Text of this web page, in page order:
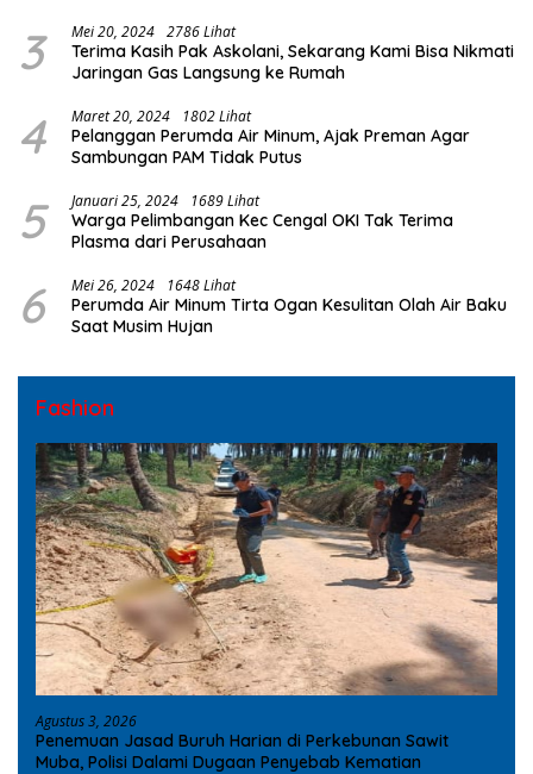
3 Mei 20, 2024 2786 Lihat
Terima Kasih Pak Askolani, Sekarang Kami Bisa Nikmati
Jaringan Gas Langsung ke Rumah
4 Maret 20, 2024 1802 Lihat
Pelanggan Perumda Air Minum, Ajak Preman Agar
Sambungan PAM Tidak Putus
5 Januari 25, 2024 1689 Lihat
Warga Pelimbangan Kec Cengal OKI Tak Terima
Plasma dari Perusahaan
6 Mei 26, 2024 1648 Lihat
Perumda Air Minum Tirta Ogan Kesulitan Olah Air Baku
Saat Musim Hujan
Fashion
Agustus 3, 2026
Penemuan Jasad Buruh Harian di Perkebunan Sawit
Muba, Polisi Dalami Dugaan Penyebab Kematian